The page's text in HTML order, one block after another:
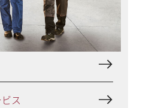
プロファイルプレ
ス